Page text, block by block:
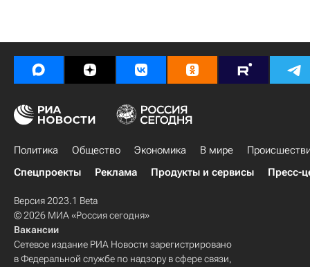
Политика Общество Экономика В мире
Спецпроекты
Реклама Продукты и сервисы Пресс-
Версия 2023.1 Beta
© 2026 МИА «Россия сегодня»
Вакансии
Сетевое издание РИА Новости зарегистрировано
в Федеральной службе по надзору в сфере связи,